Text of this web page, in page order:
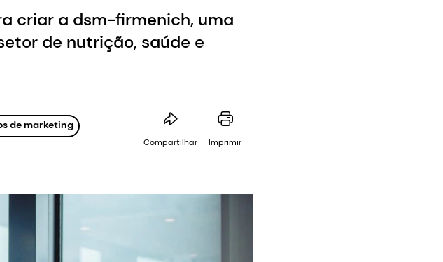
criar a dsm-firmenich, uma
de nutrição, saúde e
de marketing
Compartilhar Imprimir